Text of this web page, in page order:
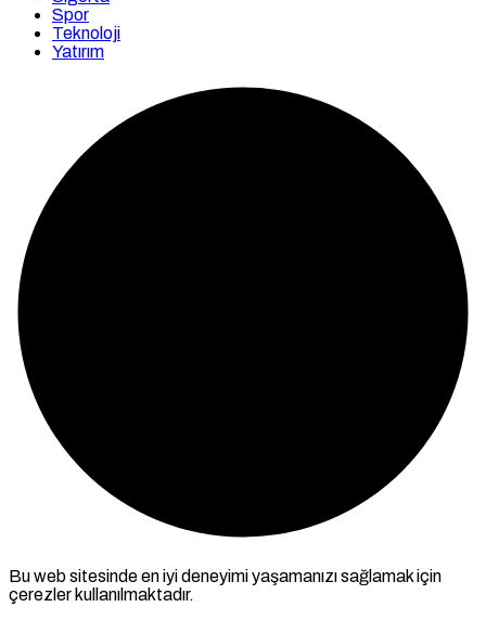
Spor
Teknoloji
Yatırım
Bu web sitesinde en iyi deneyimi yaşamanızı sağlamak için
çerezler kullanılmaktadır.